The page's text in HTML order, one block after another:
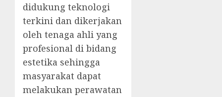
didukung teknologi
terkini dan dikerjakan
oleh tenaga ahli yang
profesional di bidang
estetika sehingga
masyarakat dapat
melakukan perawatan